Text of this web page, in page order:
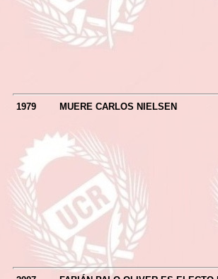
1979 MUERE CARLOS NIELSEN